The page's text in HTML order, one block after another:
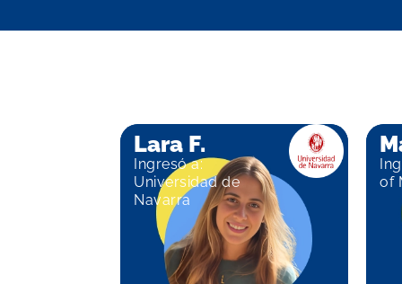
Lara F.
Ingresó a:
Universidad de
Navarra
of